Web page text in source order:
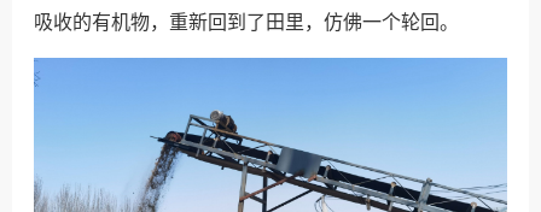
吸收的有机物，重新回到了田里，仿佛一个轮回。